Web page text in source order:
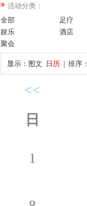
活动分类：
全部
足疗
娱乐
酒店
聚会
显示： 图文 日历 | 排序：
<<
日
1